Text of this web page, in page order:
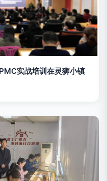
实战培训在灵狮小镇